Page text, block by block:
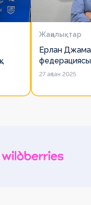
Жаңалықтар
Ерлан
есімін
27 ақпан 2025